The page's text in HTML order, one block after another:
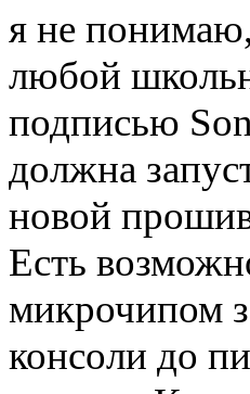
я не
любой
подписью
должна
новой
Есть
микрочипом
консоли до